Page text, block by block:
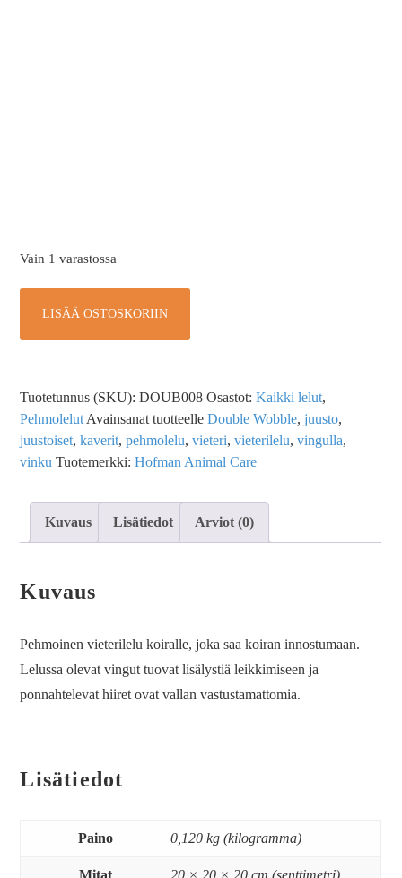
Vain 1 varastossa
LISÄÄ OSTOSKORIIN
Tuotetunnus (SKU):DOUB008 Osastot:Kaikki lelut,
Pehmolelut Avainsanat tuotteelleDouble Wobble,juusto,
juustoiset,kaverit,pehmolelu,vieteri,vieterilelu,vingulla,
vinku Tuotemerkki:Hofman Animal Care
Kuvaus Lisätiedot Arviot (0)
Kuvaus
Pehmoinen vieterilelu koiralle, joka saa koiran innostumaan.
Lelussa olevat vingut tuovat lisälystiä leikkimiseen ja
ponnahtelevat hiiret ovat vallan vastustamattomia.
Lisätiedot
Paino 0,120 kg (kilogramma)
Mitat 20 × 20 × 20 cm (senttimetri)